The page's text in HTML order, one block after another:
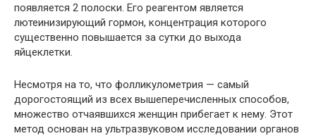
появляется 2 полоски. Его реагентом является
лютеинизирующий гормон, концентрация которого
существенно повышается за сутки до выхода
яйцеклетки.
Несмотря на то, что фолликулометрия — самый
дорогостоящий из всех вышеперечисленных способов,
множество отчаявшихся женщин прибегает к нему. Этот
метод основан на ультразвуковом исследовании органов